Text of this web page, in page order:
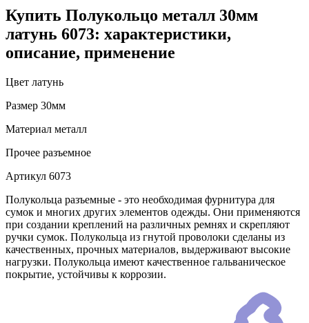
Купить Полукольцо металл 30мм
латунь 6073: характеристики,
описание, применение
Цвет латунь
Размер 30мм
Материал металл
Прочее разъемное
Артикул 6073
Полукольца разъемные - это необходимая фурнитура для
сумок и многих других элементов одежды. Они применяются
при создании креплений на различных ремнях и скрепляют
ручки сумок. Полукольца из гнутой проволоки сделаны из
качественных, прочных материалов, выдерживают высокие
нагрузки. Полукольца имеют качественное гальваническое
покрытие, устойчивы к коррозии.